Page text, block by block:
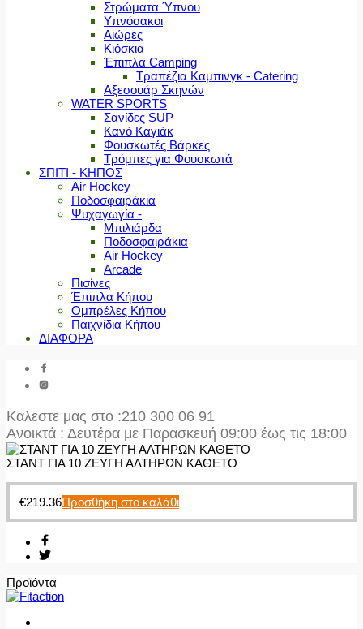
Στρώματα Ύπνου
Υπνόσακοι
Αιώρες
Κιόσκια
Έπιπλα Camping
Τραπέζια Καμπινγκ - Catering
Αξεσουάρ Σκηνών
WATER SPORTS
Σανίδες SUP
Κανό Καγιάκ
Φουσκωτές Βάρκες
Τρόμπες για Φουσκωτά
ΣΠΙΤΙ - ΚΗΠΟΣ
Air Hockey
Ποδοσφαιράκια
Ψυχαγωγία -
Μπιλιάρδα
Ποδοσφαιράκια
Air Hockey
Arcade
Πισίνες
Έπιπλα Κήπου
Ομπρέλες Κήπου
Παιχνίδια Κήπου
ΔΙΑΦΟΡΑ
Καλεστε μας στο :210 300 06 91
Ανοικτά : Δευτέρα με Παρασκευή 09:00 έως τις 18:00
ΣΤΑΝΤ ΓΙΑ 10 ΖΕΥΓΗ ΑΛΤΗΡΩΝ ΚΑΘΕΤΟ
€219.36Προσθήκη στο καλάθι
Προϊόντα